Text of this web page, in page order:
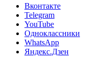
Вконтакте
Telegram
YouTube
Одноклассники
WhatsApp
Яндекс.Дзен